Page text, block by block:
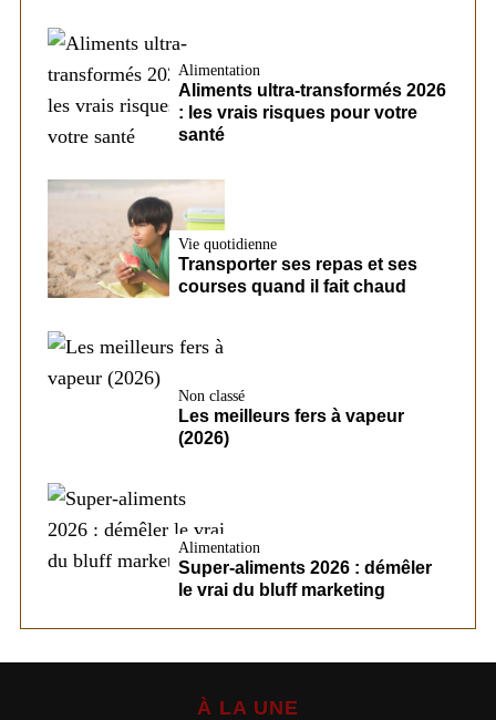
Alimentation
Aliments ultra-transformés 2026
: les vrais risques pour votre
santé
Vie quotidienne
Transporter ses repas et ses
courses quand il fait chaud
Non classé
Les meilleurs fers à vapeur
(2026)
Alimentation
Super-aliments 2026 : démêler
le vrai du bluff marketing
À LA UNE